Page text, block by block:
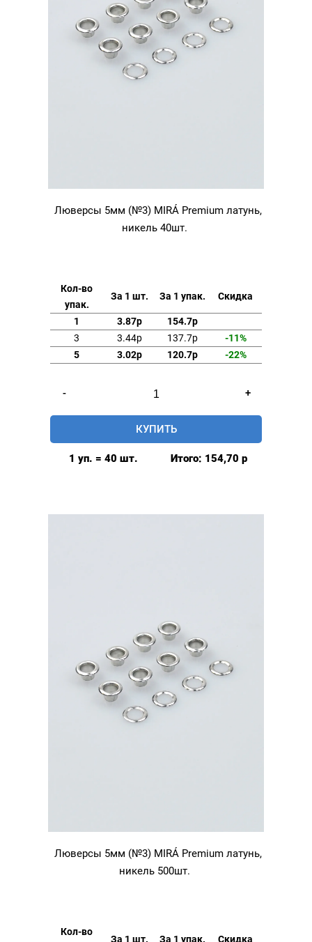
Люверсы 5мм (№3) MIRÁ Premium латунь,
никель 40шт.
Кол-во
упак.
За 1 шт. За 1 упак. Скидка
1 3.87р
154.7р
3
3.44р 137.7р
-11%
5
3.02р 120.7р -22%
-
товара
Люверсы
5мм
+
КУПИТЬ
1 уп. = 40 шт. Итого: 154,70 р
Люверсы 5мм (№3) MIRÁ Premium латунь,
никель 500шт.
Кол-во
За 1 шт. За 1 упак. Скидка